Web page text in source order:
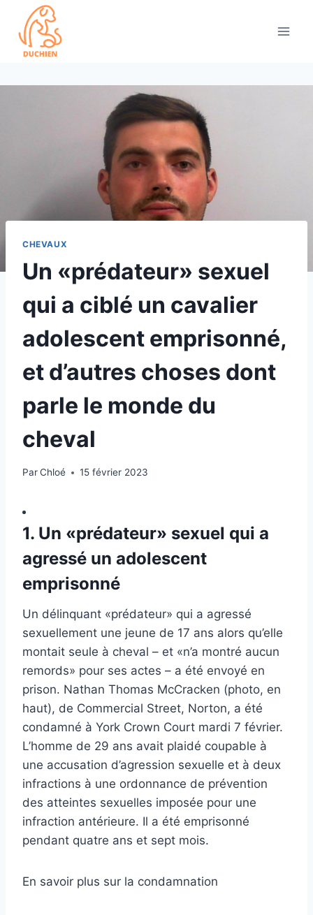
content
CHEVAUX
Un «prédateur» sexuel
qui a ciblé un cavalier
adolescent emprisonné,
et d’autres choses dont
parle le monde du
cheval
ParChloé 15 février 2023
1. Un «prédateur» sexuel qui a
agressé un adolescent
emprisonné
Un délinquant «prédateur» qui a agressé
sexuellement une jeune de 17 ans alors qu’elle
montait seule à cheval – et «n’a montré aucun
remords» pour ses actes – a été envoyé en
prison. Nathan Thomas McCracken (photo, en
haut), de Commercial Street, Norton, a été
condamné à York Crown Court mardi 7 février.
L’homme de 29 ans avait plaidé coupable à
une accusation d’agression sexuelle et à deux
infractions à une ordonnance de prévention
des atteintes sexuelles imposée pour une
infraction antérieure. Il a été emprisonné
pendant quatre ans et sept mois.
En savoir plus sur la condamnation